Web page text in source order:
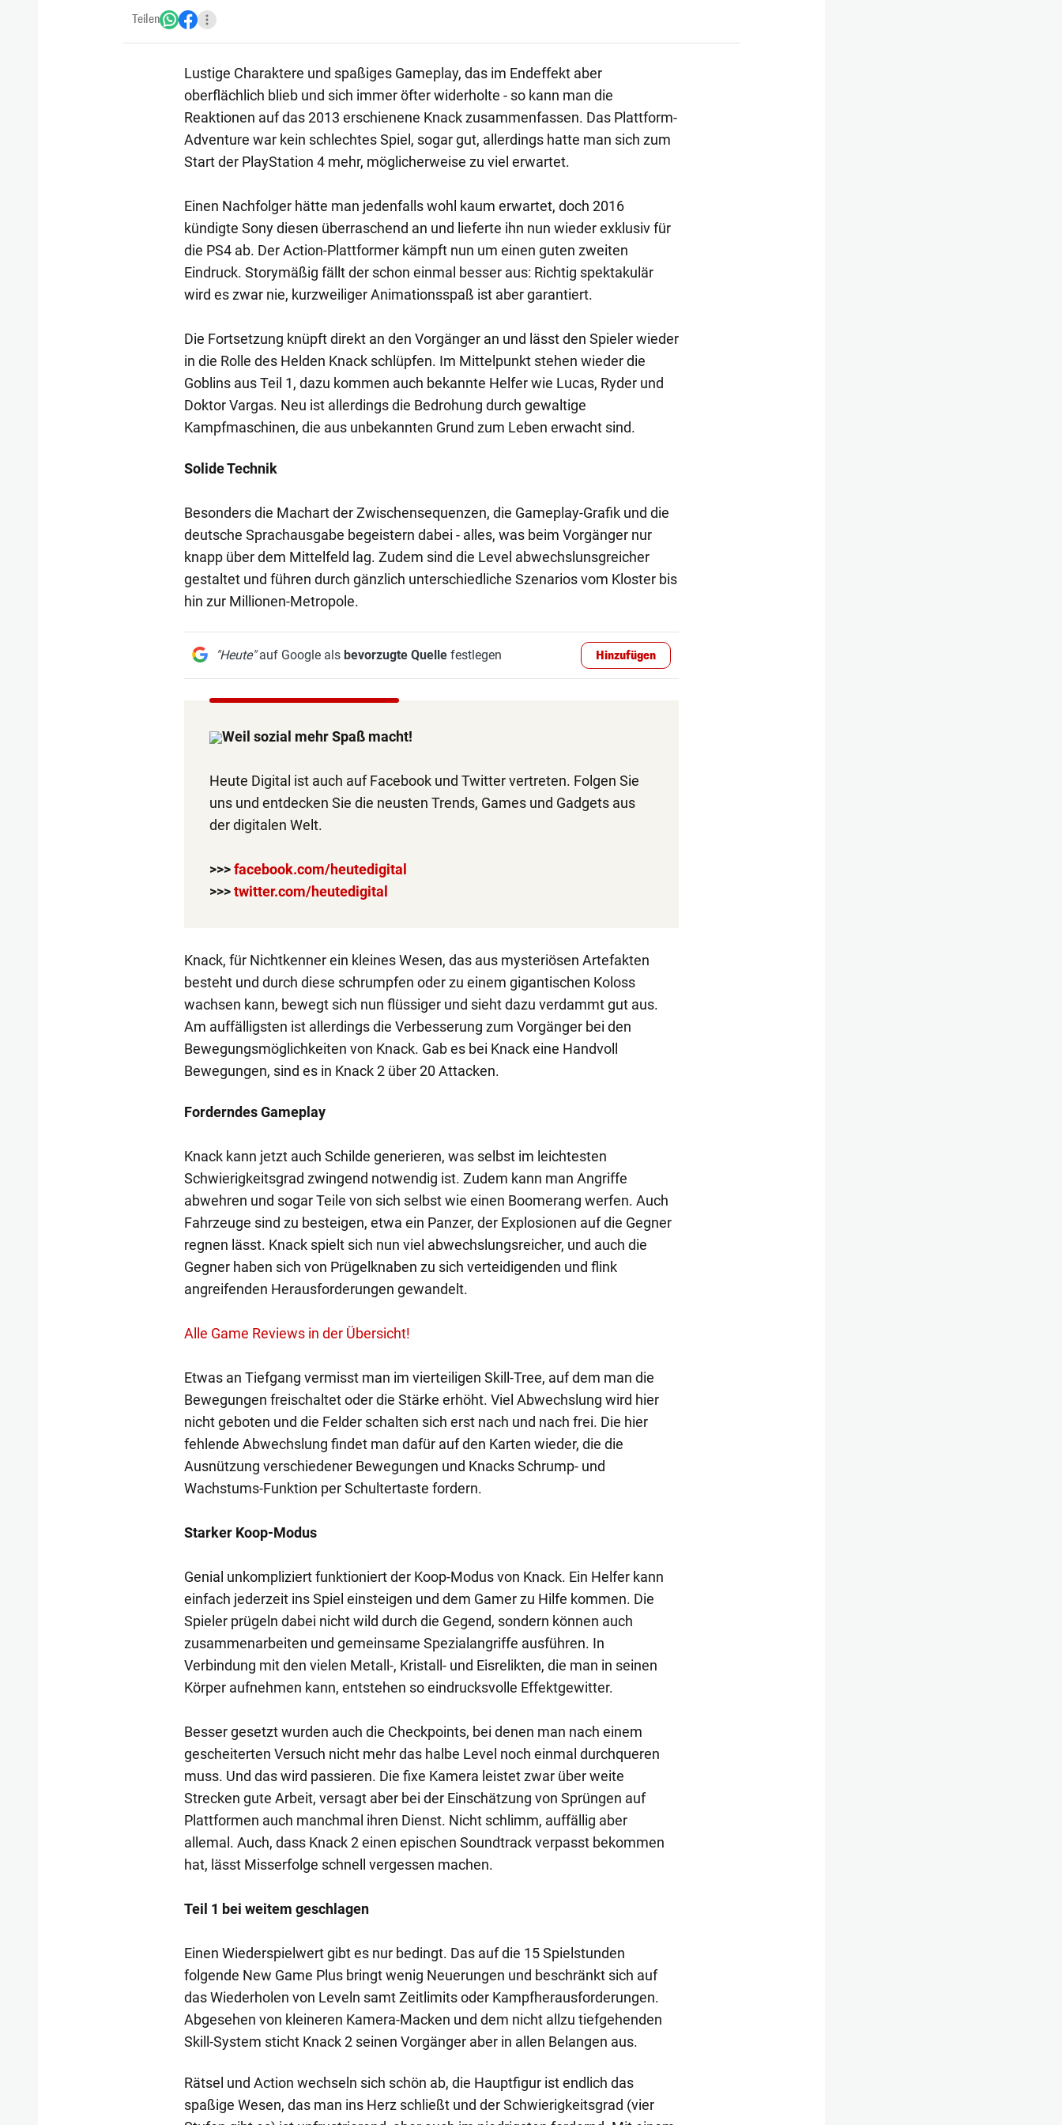
Teilen
Lustige Charaktere und spaßiges Gameplay, das im Endeffekt aber
oberflächlich blieb und sich immer öfter widerholte - so kann man die
Reaktionen auf das 2013 erschienene Knack zusammenfassen. Das Plattform-
Adventure war kein schlechtes Spiel, sogar gut, allerdings hatte man sich zum
Start der PlayStation 4 mehr, möglicherweise zu viel erwartet.
Einen Nachfolger hätte man jedenfalls wohl kaum erwartet, doch 2016
kündigte Sony diesen überraschend an und lieferte ihn nun wieder exklusiv für
die PS4 ab. Der Action-Plattformer kämpft nun um einen guten zweiten
Eindruck. Storymäßig fällt der schon einmal besser aus: Richtig spektakulär
wird es zwar nie, kurzweiliger Animationsspaß ist aber garantiert.
Die Fortsetzung knüpft direkt an den Vorgänger an und lässt den Spieler wieder
in die Rolle des Helden Knack schlüpfen. Im Mittelpunkt stehen wieder die
Goblins aus Teil 1, dazu kommen auch bekannte Helfer wie Lucas, Ryder und
Doktor Vargas. Neu ist allerdings die Bedrohung durch gewaltige
Kampfmaschinen, die aus unbekannten Grund zum Leben erwacht sind.
Solide Technik
Besonders die Machart der Zwischensequenzen, die Gameplay-Grafik und die
deutsche Sprachausgabe begeistern dabei - alles, was beim Vorgänger nur
knapp über dem Mittelfeld lag. Zudem sind die Level abwechslunsgreicher
gestaltet und führen durch gänzlich unterschiedliche Szenarios vom Kloster bis
hin zur Millionen-Metropole.
"Heute"auf Google als bevorzugte Quellefestlegen Hinzufügen
Weil sozial mehr Spaß macht!
Heute Digital ist auch auf Facebook und Twitter vertreten. Folgen Sie
uns und entdecken Sie die neusten Trends, Games und Gadgets aus
der digitalen Welt.
>>>facebook.com/heutedigital
>>>twitter.com/heutedigital
Knack, für Nichtkenner ein kleines Wesen, das aus mysteriösen Artefakten
besteht und durch diese schrumpfen oder zu einem gigantischen Koloss
wachsen kann, bewegt sich nun flüssiger und sieht dazu verdammt gut aus.
Am auffälligsten ist allerdings die Verbesserung zum Vorgänger bei den
Bewegungsmöglichkeiten von Knack. Gab es bei Knack eine Handvoll
Bewegungen, sind es in Knack 2 über 20 Attacken.
Forderndes Gameplay
Knack kann jetzt auch Schilde generieren, was selbst im leichtesten
Schwierigkeitsgrad zwingend notwendig ist. Zudem kann man Angriffe
abwehren und sogar Teile von sich selbst wie einen Boomerang werfen. Auch
Fahrzeuge sind zu besteigen, etwa ein Panzer, der Explosionen auf die Gegner
regnen lässt. Knack spielt sich nun viel abwechslungsreicher, und auch die
Gegner haben sich von Prügelknaben zu sich verteidigenden und flink
angreifenden Herausforderungen gewandelt.
Alle Game Reviews in der Übersicht!
Etwas an Tiefgang vermisst man im vierteiligen Skill-Tree, auf dem man die
Bewegungen freischaltet oder die Stärke erhöht. Viel Abwechslung wird hier
nicht geboten und die Felder schalten sich erst nach und nach frei. Die hier
fehlende Abwechslung findet man dafür auf den Karten wieder, die die
Ausnützung verschiedener Bewegungen und Knacks Schrump- und
Wachstums-Funktion per Schultertaste fordern.
Starker Koop-Modus
Genial unkompliziert funktioniert der Koop-Modus von Knack. Ein Helfer kann
einfach jederzeit ins Spiel einsteigen und dem Gamer zu Hilfe kommen. Die
Spieler prügeln dabei nicht wild durch die Gegend, sondern können auch
zusammenarbeiten und gemeinsame Spezialangriffe ausführen. In
Verbindung mit den vielen Metall-, Kristall- und Eisrelikten, die man in seinen
Körper aufnehmen kann, entstehen so eindrucksvolle Effektgewitter.
Besser gesetzt wurden auch die Checkpoints, bei denen man nach einem
gescheiterten Versuch nicht mehr das halbe Level noch einmal durchqueren
muss. Und das wird passieren. Die fixe Kamera leistet zwar über weite
Strecken gute Arbeit, versagt aber bei der Einschätzung von Sprüngen auf
Plattformen auch manchmal ihren Dienst. Nicht schlimm, auffällig aber
allemal. Auch, dass Knack 2 einen epischen Soundtrack verpasst bekommen
hat, lässt Misserfolge schnell vergessen machen.
Teil 1 bei weitem geschlagen
Einen Wiederspielwert gibt es nur bedingt. Das auf die 15 Spielstunden
folgende New Game Plus bringt wenig Neuerungen und beschränkt sich auf
das Wiederholen von Leveln samt Zeitlimits oder Kampfherausforderungen.
Abgesehen von kleineren Kamera-Macken und dem nicht allzu tiefgehenden
Skill-System sticht Knack 2 seinen Vorgänger aber in allen Belangen aus.
Rätsel und Action wechseln sich schön ab, die Hauptfigur ist endlich das
spaßige Wesen, das man ins Herz schließt und der Schwierigkeitsgrad (vier